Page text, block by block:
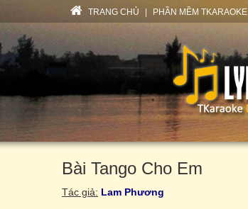
TRANG CHỦ PHẦN MỀM TKARAOKE
Bài Tango Cho Em
Tác giả: Lam Phương